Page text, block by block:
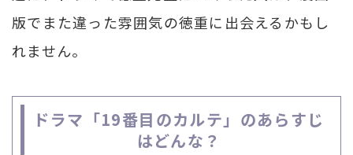
版でまた違った雰囲気の徳重に出会えるかもし
れません。
ドラマ「19番目のカルテ」のあらすじ
はどんな？